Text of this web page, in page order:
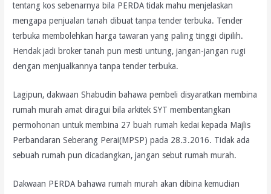
tentang kos sebenarnya bila PERDA tidak mahu menjelaskan
mengapa penjualan tanah dibuat tanpa tender terbuka. Tender
terbuka membolehkan harga tawaran yang paling tinggi dipilih.
Hendak jadi broker tanah pun mesti untung, jangan-jangan rugi
dengan menjualkannya tanpa tender terbuka.
Lagipun, dakwaan Shabudin bahawa pembeli disyaratkan membina
rumah murah amat diragui bila arkitek SYT membentangkan
permohonan untuk membina 27 buah rumah kedai kepada Majlis
Perbandaran Seberang Perai(MPSP) pada 28.3.2016. Tidak ada
sebuah rumah pun dicadangkan, jangan sebut rumah murah.
Dakwaan PERDA bahawa rumah murah akan dibina kemudian